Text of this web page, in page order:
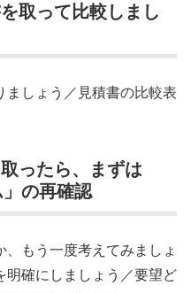
取って比較しまし
ましょう／見積書の比較表
ったら、まずは
」の再確認
もう一度考えてみましょ
明確にしましょう／要望ど